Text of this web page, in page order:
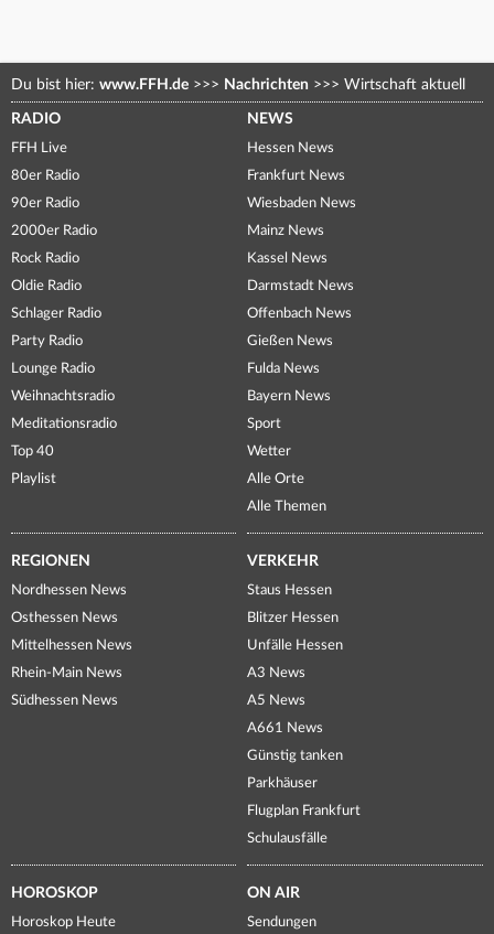
Du bist hier: www.FFH.de >>> Nachrichten >>> Wirtschaft aktuell
RADIO
FFH Live
80er Radio
90er Radio
2000er Radio
Rock Radio
Oldie Radio
Schlager Radio
Party Radio
Lounge Radio
Weihnachtsradio
Meditationsradio
Top 40
Playlist
NEWS
Hessen News
Frankfurt News
Wiesbaden News
Mainz News
Kassel News
Darmstadt News
Offenbach News
Gießen News
Fulda News
Bayern News
Sport
Wetter
Alle Orte
Alle Themen
REGIONEN
Nordhessen News
Osthessen News
Mittelhessen News
Rhein-Main News
Südhessen News
VERKEHR
Staus Hessen
Blitzer Hessen
Unfälle Hessen
A3 News
A5 News
A661 News
Günstig tanken
Parkhäuser
Flugplan Frankfurt
Schulausfälle
HOROSKOP
Horoskop Heute
ON AIR
Sendungen